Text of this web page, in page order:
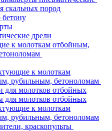
скальных пород
дрели
к молоткам отбойным,
к молоткам
рубильным, бетоноломам
для молотков отбойных
для молотков отбойных
к молоткам
рубильным, бетоноломам
краскопульты